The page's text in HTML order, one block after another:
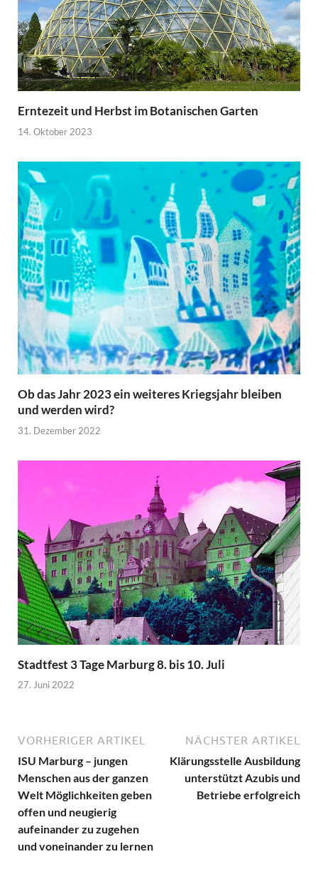
Erntezeit und Herbst im Botanischen Garten
14. Oktober 2023
Ob das Jahr 2023 ein weiteres Kriegsjahr bleiben
und werden wird?
31. Dezember 2022
Stadtfest 3 Tage Marburg 8. bis 10. Juli
27. Juni 2022
VORHERIGER ARTIKEL
ISU Marburg – jungen
Menschen aus der ganzen
Welt Möglichkeiten geben
offen und neugierig
aufeinander zu zugehen
und voneinander zu lernen
NÄCHSTER ARTIKEL
Klärungsstelle Ausbildung
unterstützt Azubis und
Betriebe erfolgreich